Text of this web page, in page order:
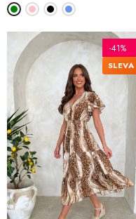
-41%
SLEVA